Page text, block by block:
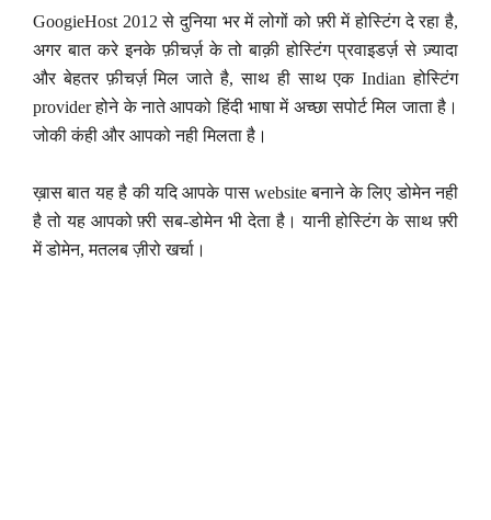
GoogieHost 2012 से दुनिया भर में लोगों को फ़्री में होस्टिंग दे रहा है,
अगर बात करे इनके फ़ीचर्ज़ के तो बाक़ी होस्टिंग प्रवाइडर्ज़ से ज़्यादा
और बेहतर फ़ीचर्ज़ मिल जाते है, साथ ही साथ एक Indian होस्टिंग
provider होने के नाते आपको हिंदी भाषा में अच्छा सपोर्ट मिल जाता है।
जोकी कंही और आपको नही मिलता है।
ख़ास बात यह है की यदि आपके पास website बनाने के लिए डोमेन नही
है तो यह आपको फ़्री सब-डोमेन भी देता है। यानी होस्टिंग के साथ फ़्री
में डोमेन, मतलब ज़ीरो खर्चा।